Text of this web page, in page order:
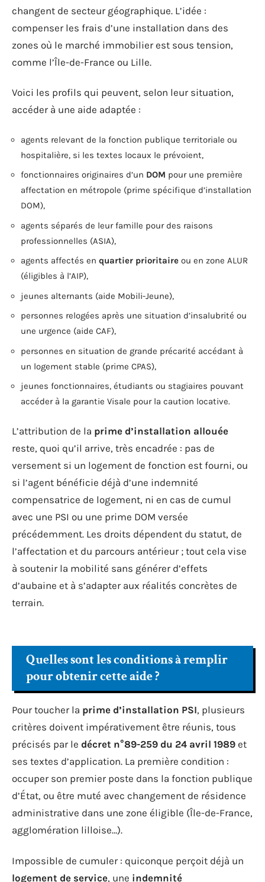
changent de secteur géographique. L’idée :
compenser les frais d’une installation dans des
zones où le marché immobilier est sous tension,
comme l’Île-de-France ou Lille.
Voici les profils qui peuvent, selon leur situation,
accéder à une aide adaptée :
agents relevant de la fonction publique territoriale ou
hospitalière, si les textes locaux le prévoient,
fonctionnaires originaires d’un DOM pour une première
affectation en métropole (prime spécifique d’installation
DOM),
agents séparés de leur famille pour des raisons
professionnelles (ASIA),
agents affectés en quartier prioritaire ou en zone ALUR
(éligibles à l’AIP),
jeunes alternants (aide Mobili-Jeune),
personnes relogées après une situation d’insalubrité ou
une urgence (aide CAF),
personnes en situation de grande précarité accédant à
un logement stable (prime CPAS),
jeunes fonctionnaires, étudiants ou stagiaires pouvant
accéder à la garantie Visale pour la caution locative.
L’attribution de la prime d’installation allouée
reste, quoi qu’il arrive, très encadrée : pas de
versement si un logement de fonction est fourni, ou
si l’agent bénéficie déjà d’une indemnité
compensatrice de logement, ni en cas de cumul
avec une PSI ou une prime DOM versée
précédemment. Les droits dépendent du statut, de
l’affectation et du parcours antérieur ; tout cela vise
à soutenir la mobilité sans générer d’effets
d’aubaine et à s’adapter aux réalités concrètes de
terrain.
Quelles sont les conditions à remplir
pour obtenir cette aide ?
Pour toucher la prime d’installation PSI, plusieurs
critères doivent impérativement être réunis, tous
précisés par le décret n°89-259 du 24 avril 1989 et
ses textes d’application. La première condition :
occuper son premier poste dans la fonction publique
d’État, ou être muté avec changement de résidence
administrative dans une zone éligible (Île-de-France,
agglomération lilloise…).
Impossible de cumuler : quiconque perçoit déjà un
logement de service, une indemnité